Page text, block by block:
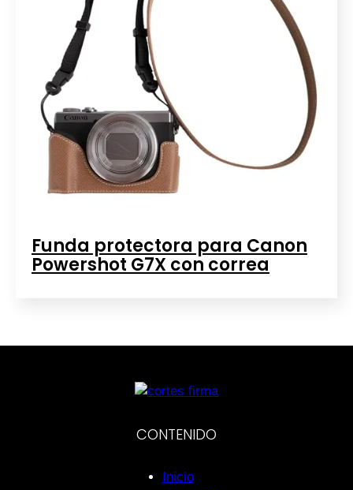
Funda protectora para Canon
Powershot G7X con correa
CONTENIDO
Inicio